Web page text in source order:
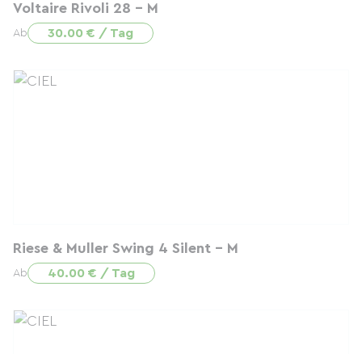
Voltaire Rivoli 28 - M
Ab 30.00 € / Tag
Riese & Muller Swing 4 Silent - M
Ab 40.00 € / Tag